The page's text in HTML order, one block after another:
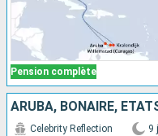
Pension complète
ARUBA, BONAIRE,
Celebrity Reflection 9 j